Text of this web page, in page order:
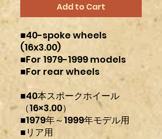
Add to Cart
■40-spoke wheels
(16x3.00)
■For 1979-1999 models
■For rear wheels
■40本スポークホイール
（16×3.00）
■1979年～1999年モデル用
■リア用